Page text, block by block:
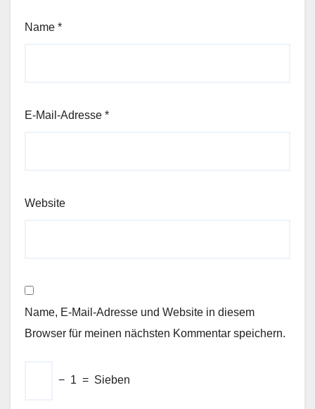
Name *
E-Mail-Adresse *
Website
Name, E-Mail-Adresse und Website in diesem
Browser für meinen nächsten Kommentar speichern.
− 1 = Sieben